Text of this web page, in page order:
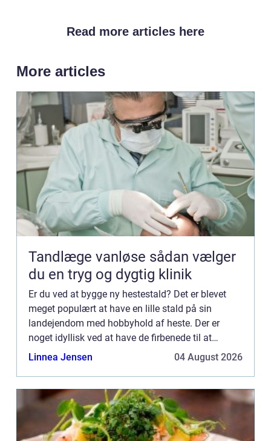
Read more articles here
More articles
Tandlæge vanløse sådan vælger
du en tryg og dygtig klinik
Er du ved at bygge ny hestestald? Det er blevet
meget populært at have en lille stald på sin
landejendom med hobbyhold af heste. Der er
noget idyllisk ved at have de firbenede til at
græsse rundt udenfor de karakteristiske
Linnea Jensen 04 August 2026